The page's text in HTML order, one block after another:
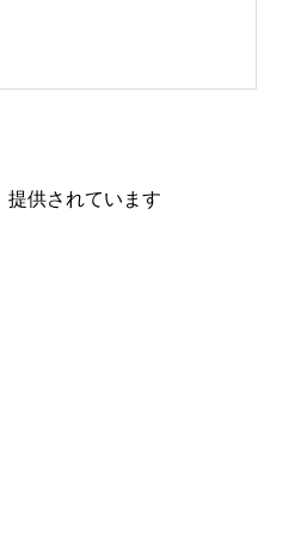
提供されています